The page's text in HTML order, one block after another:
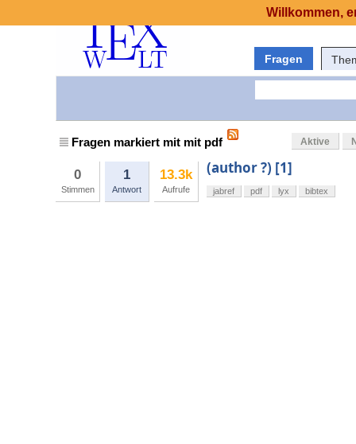
Fragen
Fragen markiert mit mit pdf Aktive
0
Stimmen
1
Antwort
13.3k
Aufrufe
(author ?) [1]
jabref pdf lyx bibtex
Willkommen,